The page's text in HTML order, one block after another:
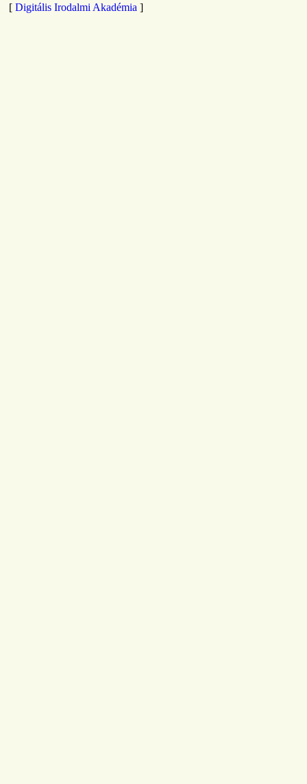
[Digitális Irodalmi Akadémia ]